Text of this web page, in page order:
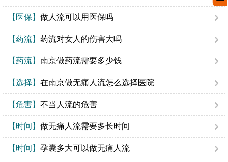
【医保】 做人流可以用医保吗
【药流】 药流对女人的伤害大吗
【药流】 南京做药流需要多少钱
【选择】 在南京做无痛人流怎么选择医院
【危害】 不当人流的危害
【时间】 做无痛人流需要多长时间
【时间】 孕囊多大可以做无痛人流